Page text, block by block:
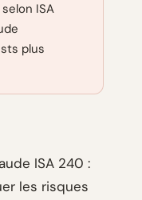
ISA
plus
ISA 240 :
les risques